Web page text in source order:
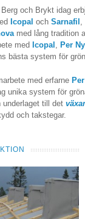
Berg och Brykt idag
Icopal och Sarnafil ,
med lång tradition
med Icopal , Per
bästa system för
med erfarne
unika system för
underlaget till det
och takstegar.